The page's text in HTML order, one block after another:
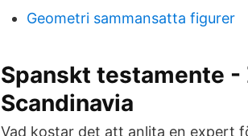
Geometri sammansatta figurer
Spanskt testamente -
Scandinavia
Vad kostar det att anlita en expert